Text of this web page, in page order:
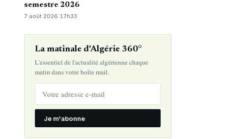
semestre 2026
7 août 2026· 17h33
La matinale d'Algérie 360°
L'essentiel de l'actualité algérienne chaque
matin dans votre boîte mail.
Je m'abonne